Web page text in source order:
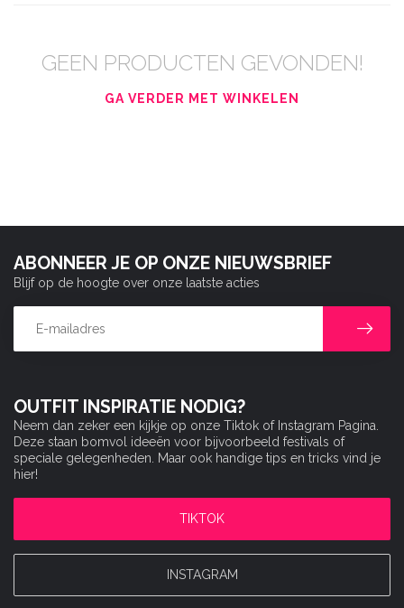
GEEN PRODUCTEN GEVONDEN!
GA VERDER MET WINKELEN
OUTFIT INSPIRATIE NODIG?
Neem dan zeker een kijkje op onze Tiktok of Instagram Pagina.
Deze staan bomvol ideeën voor bijvoorbeeld festivals of
speciale gelegenheden. Maar ook handige tips en tricks vind je
hier!
TIKTOK
INSTAGRAM
ABONNEER JE OP ONZE NIEUWSBRIEF
Blijf op de hoogte over onze laatste acties